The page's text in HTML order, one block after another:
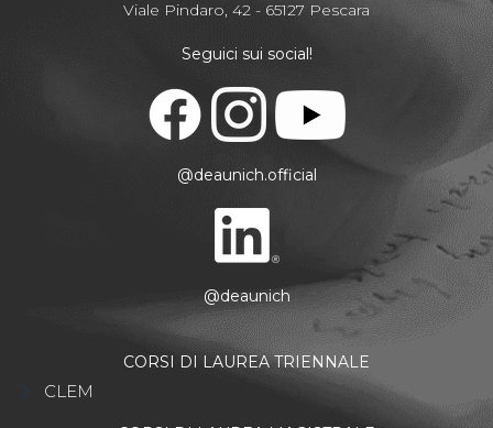
Viale Pindaro, 42 - 65127 Pescara
Seguici sui social!
@deaunich.official
@deaunich
CORSI DI LAUREA TRIENNALE
CLEM